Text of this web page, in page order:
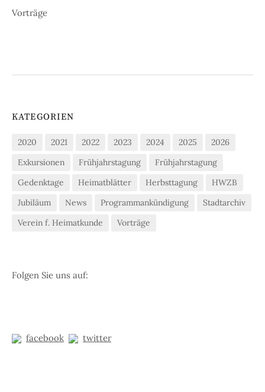
Vorträge
KATEGORIEN
2020 2021 2022 2023 2024 2025
2026
Exkursionen
Frühjahrstagung
Frühjahrstagung
Gedenktage
Heimatblätter Herbsttagung
HWZB
Jubiläum
News Programmankündigung
Stadtarchiv
Verein f. Heimatkunde
Vorträge
Folgen Sie uns auf:
facebook twitter